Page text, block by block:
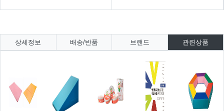
상세정보 배송/반품 브랜드 관련상품